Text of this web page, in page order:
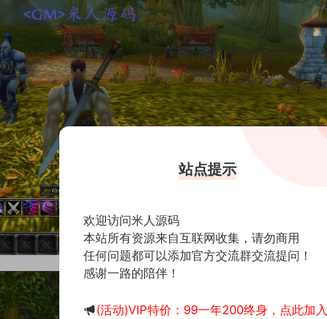
站点提示
欢迎访问米人源码
本站所有资源来自互联网收集，请勿商用
任何问题都可以添加官方交流群交流提问！
感谢一路的陪伴！
(活动)VIP特价：99一年200终身，点此加入